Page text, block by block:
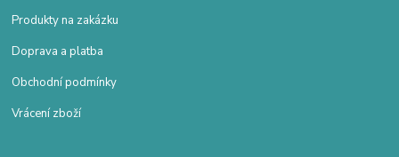
Produkty na zakázku
Doprava a platba
Obchodní podmínky
Vrácení zboží